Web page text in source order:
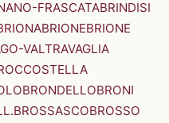
FRASCATABRINDISI
BRIONEBRIONE
VALTRAVAGLIA
BRONDELLOBRONI
BROSSASCOBROSSO